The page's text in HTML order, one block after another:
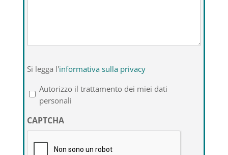
legga
l'informativa
sulla
privacy
*
Si legga l'informativa sulla privacy
Autorizzo il trattamento dei miei dati
personali
CAPTCHA